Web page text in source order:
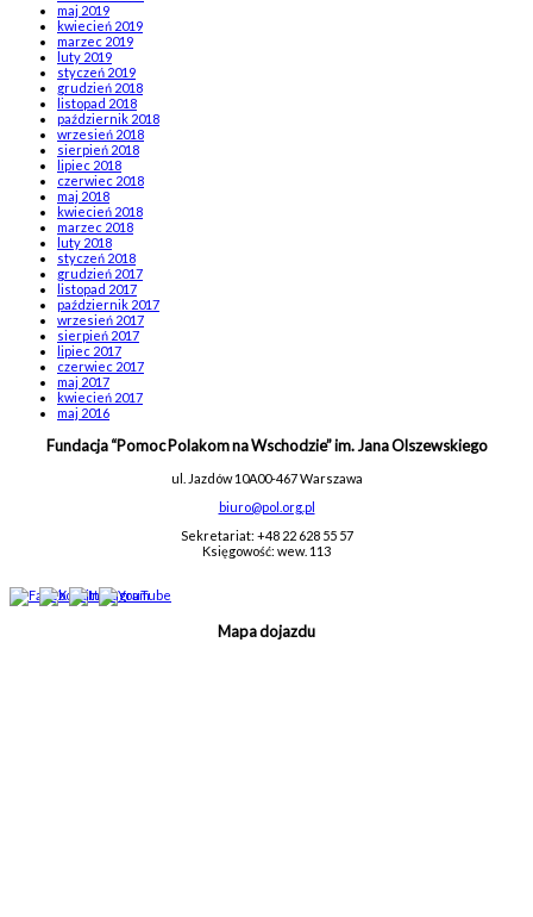
maj 2019
kwiecień 2019
marzec 2019
luty 2019
styczeń 2019
grudzień 2018
listopad 2018
październik 2018
wrzesień 2018
sierpień 2018
lipiec 2018
czerwiec 2018
maj 2018
kwiecień 2018
marzec 2018
luty 2018
styczeń 2018
grudzień 2017
listopad 2017
październik 2017
wrzesień 2017
sierpień 2017
lipiec 2017
czerwiec 2017
maj 2017
kwiecień 2017
maj 2016
Fundacja “Pomoc Polakom na Wschodzie” im. Jana Olszewskiego
ul. Jazdów 10A00-467 Warszawa
biuro@pol.org.pl
Sekretariat: +48 22 628 55 57
Księgowość: wew. 113
Mapa dojazdu